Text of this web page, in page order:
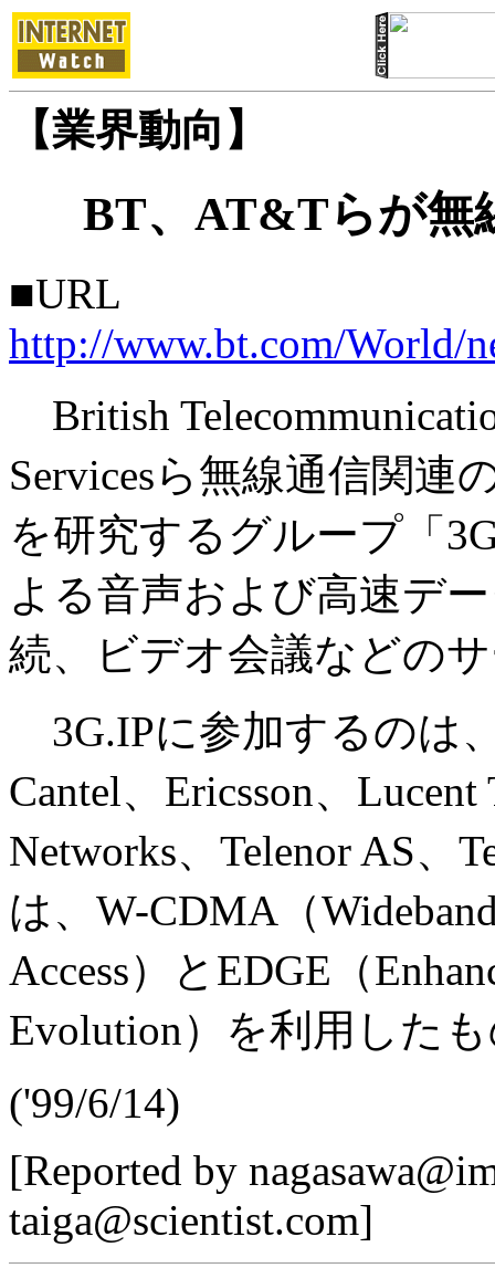
【業界動向】
BT、AT&Tらが無
■URL
http://www.bt.com/World/
British
Servicesら無線通信関連
を研究するグループ「
よる音声および高速デ
続、ビデオ会議などの
3G.IPに参加するのは
Cantel、Ericsson、
Networks、Telenor AS、
は、W-CDMA（
Access）とEDGE（
Evolution）を利用した
('99/6/14)
[Reported by
taiga@scientist.com]